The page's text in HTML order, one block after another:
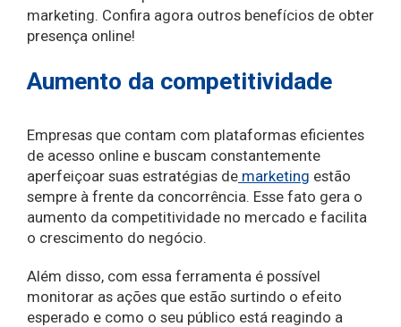
marketing. Confira agora outros benefícios de obter
presença online!
Aumento da competitividade
Empresas que contam com plataformas eficientes
de acesso online e buscam constantemente
aperfeiçoar suas estratégias de marketing estão
sempre à frente da concorrência. Esse fato gera o
aumento da competitividade no mercado e facilita
o crescimento do negócio.
Além disso, com essa ferramenta é possível
monitorar as ações que estão surtindo o efeito
esperado e como o seu público está reagindo a